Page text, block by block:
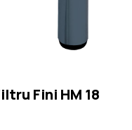
Fini HM 18